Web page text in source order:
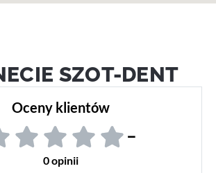
SZOT-DENT
Oceny klientów
–
0 opinii